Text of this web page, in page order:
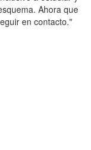
Ahora que
en contacto."